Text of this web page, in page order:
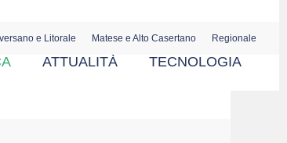
e Litorale Matese e Alto Casertano Regionale
ATTUALITÀ TECNOLOGIA